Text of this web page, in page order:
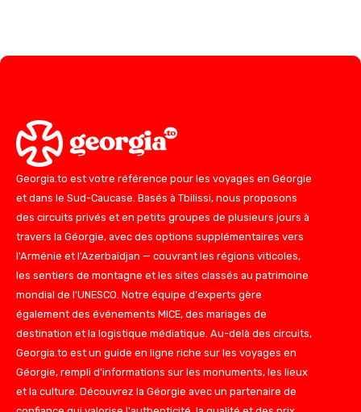
Georgia.to est votre référence pour les voyages en Géorgie
et dans le Sud-Caucase. Basés à Tbilissi, nous proposons
des circuits privés et en petits groupes de plusieurs jours à
travers la Géorgie, avec des options supplémentaires vers
l'Arménie et l'Azerbaïdjan — couvrant les régions viticoles,
les sentiers de montagne et les sites classés au patrimoine
mondial de l'UNESCO. Notre équipe d'experts gère
également des événements MICE, des mariages de
destination et la logistique médiatique. Au-delà des circuits,
Georgia.to est un guide en ligne riche sur les voyages en
Géorgie, rempli d'informations sur les monuments, les lieux
et la culture. Découvrez la Géorgie avec un partenaire de